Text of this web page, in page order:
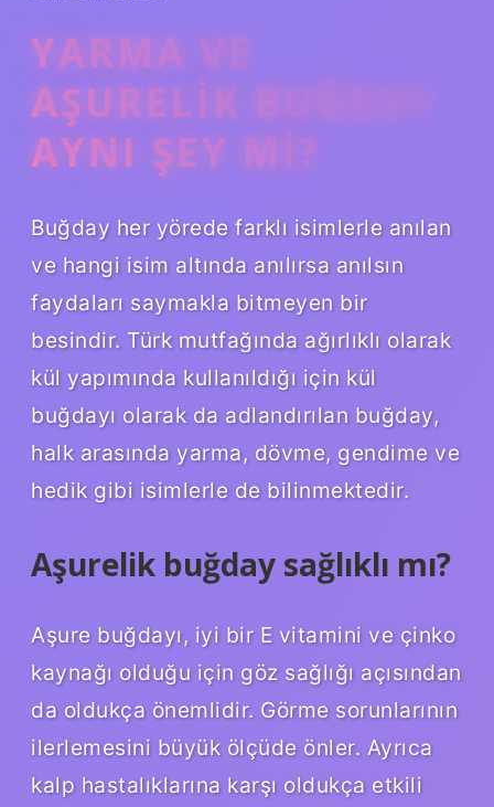
YARMA VE
AŞURELIK BUĞDAY
AYNI ŞEY MI?
Buğday her yörede farklı isimlerle anılan
ve hangi isim altında anılırsa anılsın
faydaları saymakla bitmeyen bir
besindir. Türk mutfağında ağırlıklı olarak
kül yapımında kullanıldığı için kül
buğdayı olarak da adlandırılan buğday,
halk arasında yarma, dövme, gendime ve
hedik gibi isimlerle de bilinmektedir.
Aşurelik buğday sağlıklı mı?
Aşure buğdayı, iyi bir E vitamini ve çinko
kaynağı olduğu için göz sağlığı açısından
da oldukça önemlidir. Görme sorunlarının
ilerlemesini büyük ölçüde önler. Ayrıca
kalp hastalıklarına karşı oldukça etkili